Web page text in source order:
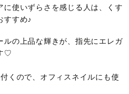
に使いずらさを感じる人は、くす
すすめ♪
ルの上品な輝きが、指先にエレガ
♡
くので、オフィスネイルにも使